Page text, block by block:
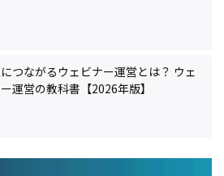
つながるウェビナー運営とは？ ウェ
運営の教科書【2026年版】